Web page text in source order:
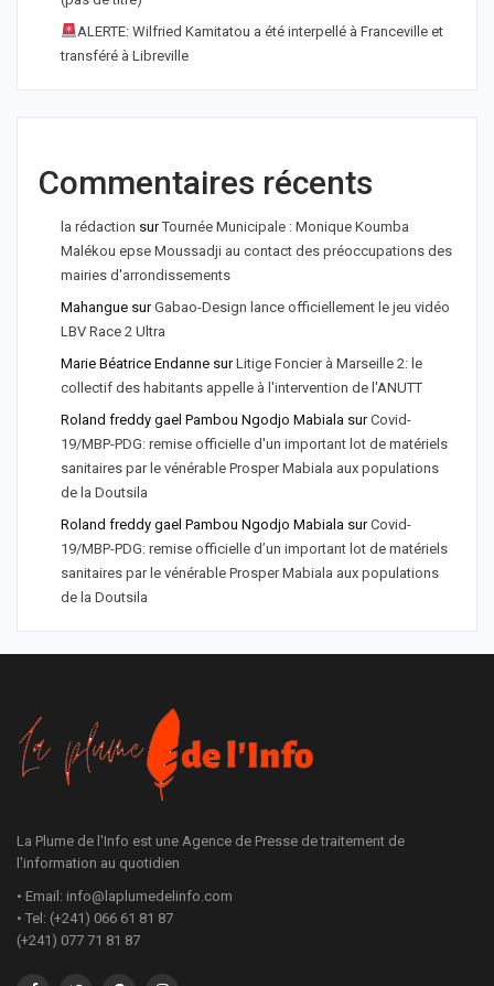
ALERTE: Wilfried Kamitatou a été interpellé à Franceville et
transféré à Libreville
Commentaires récents
la rédaction surTournée Municipale : Monique Koumba
Malékou epse Moussadji au contact des préoccupations des
mairies d'arrondissements
Mahangue surGabao-Design lance officiellement le jeu vidéo
LBV Race 2 Ultra
Marie Béatrice Endanne surLitige Foncier à Marseille 2: le
collectif des habitants appelle à l'intervention de l'ANUTT
Roland freddy gael Pambou Ngodjo Mabiala surCovid-
19/MBP-PDG: remise officielle d'un important lot de matériels
sanitaires par le vénérable Prosper Mabiala aux populations
de la Doutsila
Roland freddy gael Pambou Ngodjo Mabiala surCovid-
19/MBP-PDG: remise officielle d’un important lot de matériels
sanitaires par le vénérable Prosper Mabiala aux populations
de la Doutsila
La Plume de l'Info est une Agence de Presse de traitement de
l'information au quotidien
• Email: info@laplumedelinfo.com
• Tel: (+241) 066 61 81 87
(+241) 077 71 81 87